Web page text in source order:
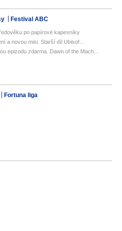
Festival ABC
po papírové kapesníky
a novou misi. Starší díl Ubisof...
epizodu zdarma. Dawn of the Mach...
Fortuna liga